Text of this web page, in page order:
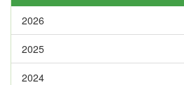
2026
2025
2024